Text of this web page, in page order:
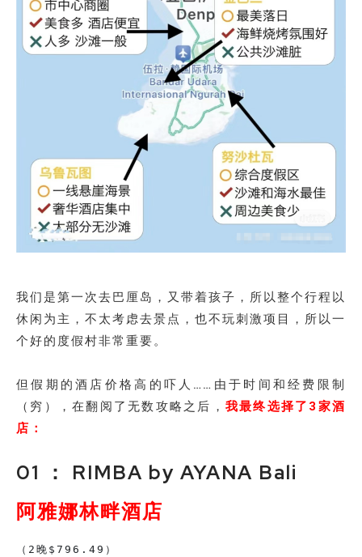
我们是第一次去巴厘岛，又带着孩子，所以整个行程以
休闲为主，不太考虑去景点，也不玩刺激项目，所以一
个好的度假村非常重要。
但假期的酒店价格高的吓人……由于时间和经费限制
（穷），在翻阅了无数攻略之后， 我最终选择了3家酒
店 ：
01 ： RIMBA by AYANA Bali
阿雅娜林畔酒店
（2晚$796.49）